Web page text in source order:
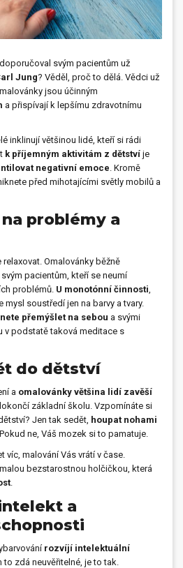
Produkty
Blog
Můj profil
svým pacientům už
Jung? Věděl, proč to dělá. Vědci už
jsou účinným
a přispívají k lepšímu zdravotnímu
inklinují většinou lidé, kteří si rádi
k příjemným aktivitám z dětství je
negativní emoce . Kromě
před mihotajícími světly mobilů a
problémy a
Omalovánky běžně
pacientům, kteří se neumí
problémů. U monotónní činnosti
mysl soustředí jen na barvy a tvary.
přemýšlet na sebou a svými
v podstatě taková meditace s
do dětství
a omalovánky většina lidí zavěší
základní školu. Vzpomínáte si
Jen tak sedět, houpat nohami
. Pokud ne, Váš mozek si to pamatuje.
víc, malování Vás vrátí v čase.
bezstarostnou holčičkou, která
a
rozvíjí intelektuální
to zdá neuvěřitelné, je to tak.